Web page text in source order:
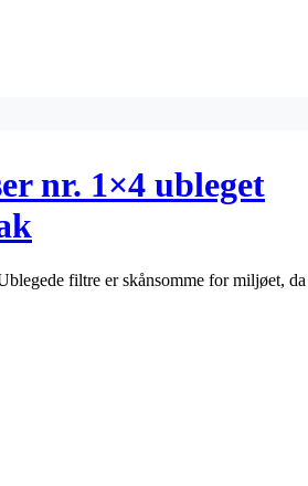
nr. 1×4 ubleget
filtre er skånsomme for miljøet,